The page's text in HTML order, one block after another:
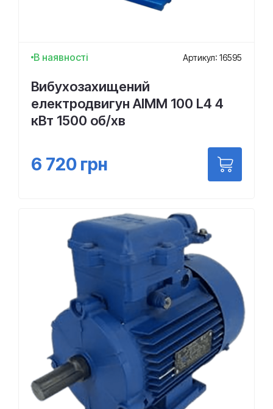
В наявності Артикул: 16595
Вибухозахищений
електродвигун АІММ 100 L4 4
кВт 1500 об/хв
6 720 грн